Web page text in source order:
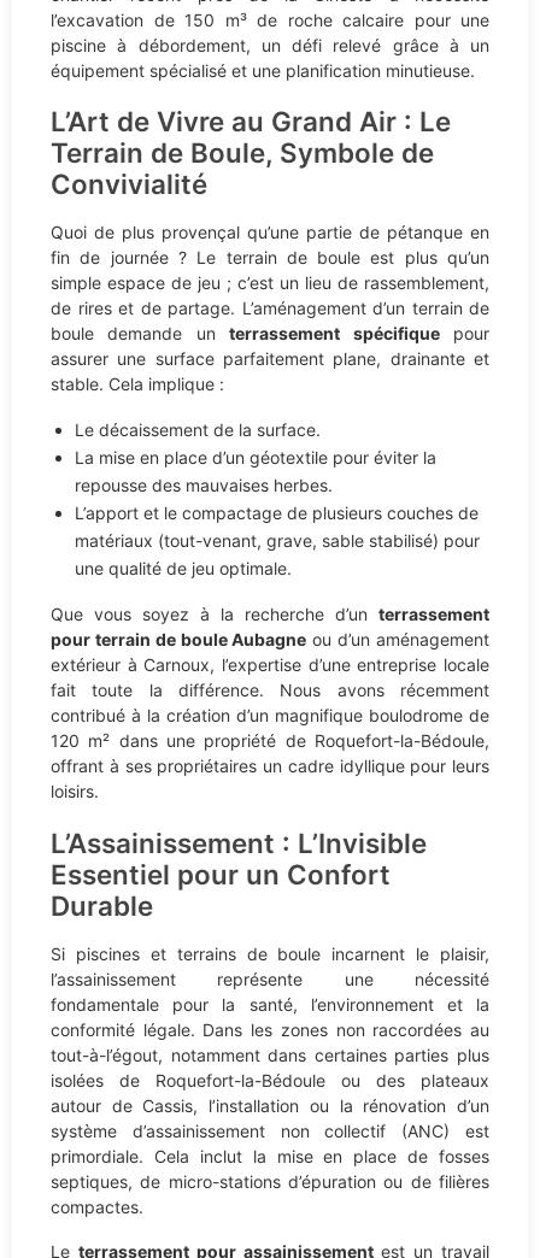
l’excavation de 150 m³ de roche calcaire pour une
piscine à débordement, un défi relevé grâce à un
équipement spécialisé et une planification minutieuse.
L’Art de Vivre au Grand Air : Le
Terrain de Boule, Symbole de
Convivialité
Quoi de plus provençal qu’une partie de pétanque en
fin de journée ? Le terrain de boule est plus qu’un
simple espace de jeu ; c’est un lieu de rassemblement,
de rires et de partage. L’aménagement d’un terrain de
boule demande unterrassement spécifiquepour
assurer une surface parfaitement plane, drainante et
stable. Cela implique :
Le décaissement de la surface.
La mise en place d’un géotextile pour éviter la
repousse des mauvaises herbes.
L’apport et le compactage de plusieurs couches de
matériaux (tout-venant, grave, sable stabilisé) pour
une qualité de jeu optimale.
Que vous soyez à la recherche d’un terrassement
pour terrain de boule Aubagne ou d’un aménagement
extérieur à Carnoux, l’expertise d’une entreprise locale
fait toute la différence. Nous avons récemment
contribué à la création d’un magnifique boulodrome de
120 m² dans une propriété de Roquefort-la-Bédoule,
offrant à ses propriétaires un cadre idyllique pour leurs
loisirs.
L’Assainissement : L’Invisible
Essentiel pour un Confort
Durable
Si piscines et terrains de boule incarnent le plaisir,
l’assainissement représente une nécessité
fondamentale pour la santé, l’environnement et la
conformité légale. Dans les zones non raccordées au
tout-à-l’égout, notamment dans certaines parties plus
isolées de Roquefort-la-Bédoule ou des plateaux
autour de Cassis, l’installation ou la rénovation d’un
système d’assainissement non collectif (ANC) est
primordiale. Cela inclut la mise en place de fosses
septiques, de micro-stations d’épuration ou de filières
compactes.
Le terrassement pour assainissementest un travail